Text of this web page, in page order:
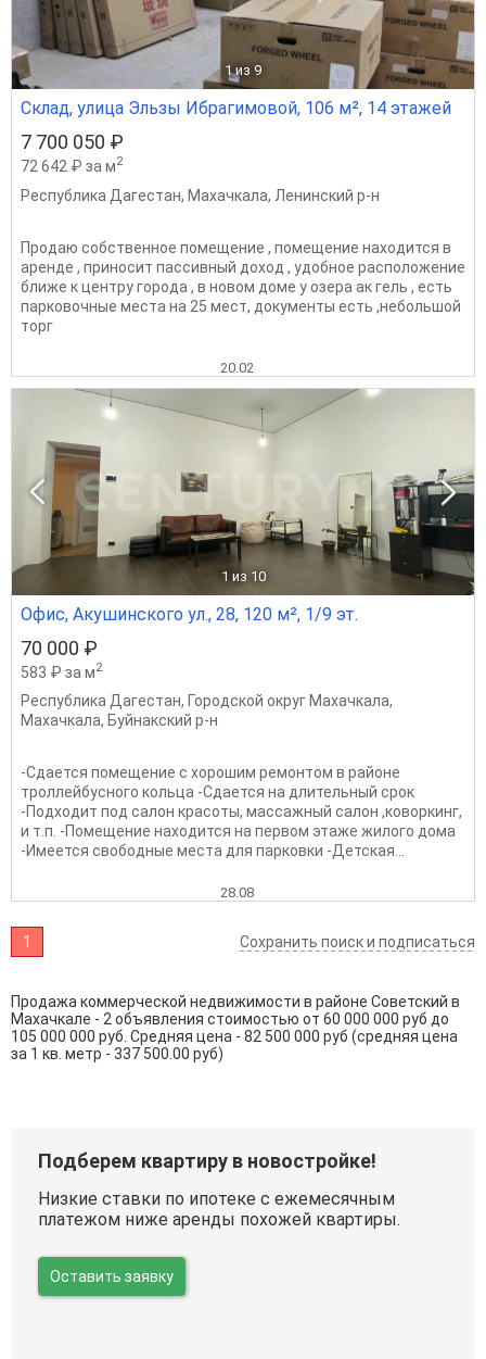
1 из 9
Склад, улица Эльзы Ибрагимовой, 106 м², 14 этажей
7 700 050 ₽
72 642 ₽ за м2
Республика Дагестан, Махачкала, Ленинский р-н
Продаю собственное помещение , помещение находится в
аренде , приносит пассивный доход , удобное расположение
ближе к центру города , в новом доме у озера ак гель , есть
парковочные места на 25 мест, документы есть ,небольшой
торг
20.02
1 из 10
Офис, Акушинского ул., 28, 120 м², 1/9 эт.
70 000 ₽
583 ₽ за м2
Республика Дагестан, Городской округ Махачкала,
Махачкала, Буйнакский р-н
-Сдается помещение с хорошим ремонтом в районе
троллейбусного кольца -Сдается на длительный срок
-Подходит под салон красоты, массажный салон ,коворкинг,
и т.п. -Помещение находится на первом этаже жилого дома
-Имеется свободные места для парковки -Детская...
28.08
1 Сохранить поиск и подписаться
Продажа коммерческой недвижимости в районе Советский в
Махачкале - 2 объявления стоимостью от 60 000 000 руб до
105 000 000 руб. Средняя цена - 82 500 000 руб (средняя цена
за 1 кв. метр - 337 500.00 руб)
Подберем квартиру в новостройке!
Низкие ставки по ипотеке с ежемесячным
платежом ниже аренды похожей квартиры.
Оставить заявку